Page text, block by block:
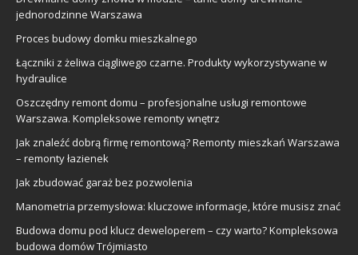
jednorodzinne Warszawa
Proces budowy domku mieszkalnego
Łączniki z żeliwa ciągliwego czarne. Produkty wykorzystywane w
hydraulice
Oszczędny remont domu – profesjonalne usługi remontowe
Warszawa. Kompleksowe remonty wnętrz
Jak znaleźć dobrą firmę remontową? Remonty mieszkań Warszawa
– remonty łazienek
Jak zbudować garaż bez pozwolenia
Manometria przemysłowa: kluczowe informacje, które musisz znać
Budowa domu pod klucz deweloperem – czy warto? Kompleksowa
budowa domów Trójmiasto